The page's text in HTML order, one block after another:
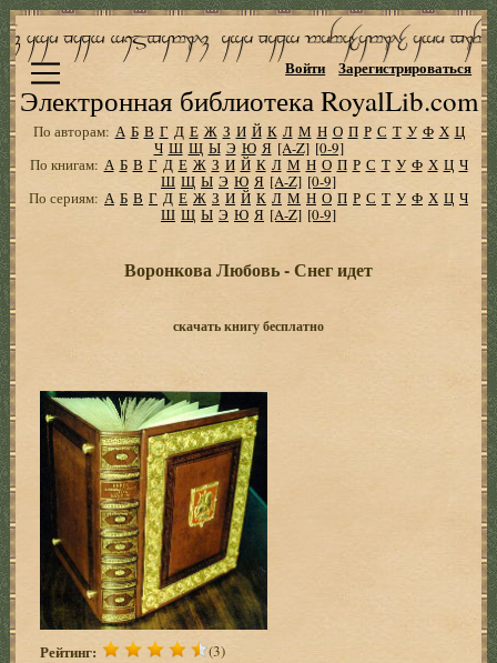
Электронная библиотека RoyalLib.com
Войти Зарегистрироваться
По авторам: А Б В Г Д Е Ж З И Й К Л М Н О П Р С Т У Ф Х Ц
Ч Ш Щ Ы Э Ю Я [A-Z] [0-9]
По книгам: А Б В Г Д Е Ж З И Й К Л М Н О П Р С Т У Ф Х Ц Ч
Ш Щ Ы Э Ю Я [A-Z] [0-9]
По сериям: А Б В Г Д Е Ж З И Й К Л М Н О П Р С Т У Ф Х Ц Ч
Ш Щ Ы Э Ю Я [A-Z] [0-9]
Воронкова Любовь - Снег идет
скачать книгу бесплатно
Рейтинг: (3)